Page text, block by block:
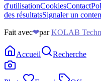
d'utilisationCookiesContact
des résultatsSignaler un
Fait avec❤par KOLAB
Accueil Recherche